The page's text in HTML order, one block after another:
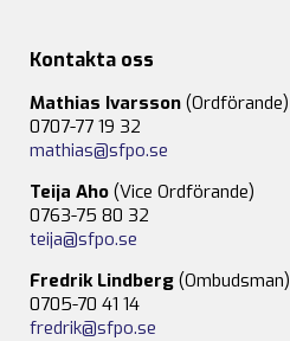
Kontakta oss
Mathias Ivarsson (Ordförande)
0707-77 19 32
mathias@sfpo.se
Teija Aho (Vice Ordförande)
0763-75 80 32
teija@sfpo.se
Fredrik Lindberg (Ombudsman)
0705-70 41 14
fredrik@sfpo.se